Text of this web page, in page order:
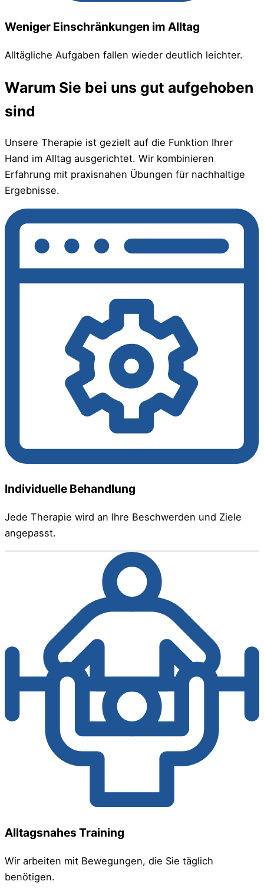
Weniger Einschränkungen im Alltag
Alltägliche Aufgaben fallen wieder deutlich leichter.
Warum Sie bei uns gut aufgehoben
sind
Unsere Therapie ist gezielt auf die Funktion Ihrer
Hand im Alltag ausgerichtet. Wir kombinieren
Erfahrung mit praxisnahen Übungen für nachhaltige
Ergebnisse.
Individuelle Behandlung
Jede Therapie wird an Ihre Beschwerden und Ziele
angepasst.
Alltagsnahes Training
Wir arbeiten mit Bewegungen, die Sie täglich
benötigen.